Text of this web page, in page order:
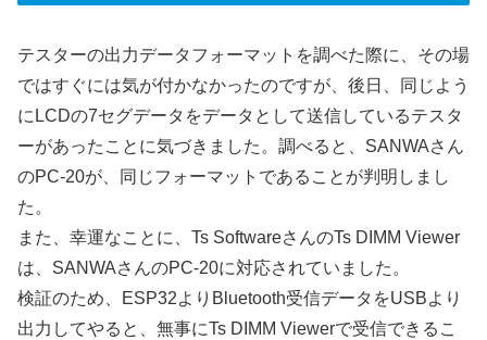
テスターの出力データフォーマットを調べた際に、その場
ではすぐには気が付かなかったのですが、後日、同じよう
にLCDの7セグデータをデータとして送信しているテスタ
ーがあったことに気づきました。調べると、SANWAさん
のPC-20が、同じフォーマットであることが判明しまし
た。
また、幸運なことに、Ts SoftwareさんのTs DIMM Viewer
は、SANWAさんのPC-20に対応されていました。
検証のため、ESP32よりBluetooth受信データをUSBより
出力してやると、無事にTs DIMM Viewerで受信できるこ